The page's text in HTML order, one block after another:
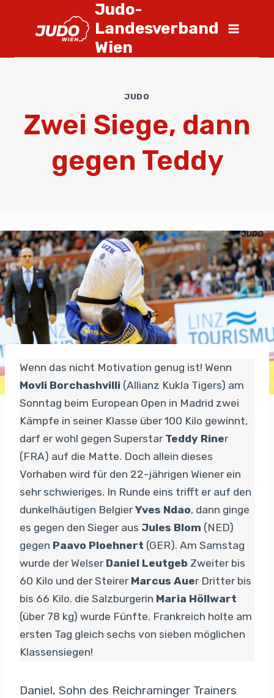
Judo-
Landesverband
Wien
JUDO
Zwei Siege, dann
gegen Teddy
Wenn das nicht Motivation genug ist! Wenn
Movli Borchashvilli (Allianz Kukla Tigers) am
Sonntag beim European Open in Madrid zwei
Kämpfe in seiner Klasse über 100 Kilo gewinnt,
darf er wohl gegen Superstar Teddy Riner
(FRA) auf die Matte. Doch allein dieses
Vorhaben wird für den 22-jährigen Wiener ein
sehr schwieriges. In Runde eins trifft er auf den
dunkelhäutigen BelgierYves Ndao, dann ginge
es gegen den Sieger aus Jules Blom (NED)
gegen Paavo Ploehnert (GER). Am Samstag
wurde der Welser Daniel Leutgeb Zweiter bis
60 Kilo und der Steirer Marcus Auer Dritter bis
bis 66 Kilo. die Salzburgerin Maria Höllwart
(über 78 kg) wurde Fünfte. Frankreich holte am
ersten Tag gleich sechs von sieben möglichen
Klassensiegen!
Daniel, Sohn des Reichraminger Trainers